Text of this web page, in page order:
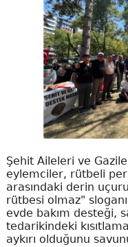
Şehit Aileleri ve
eylemciler, rütbeli
arasındaki derin
rütbesi olmaz"
evde bakım desteği,
tedarikindeki
aykırı olduğunu